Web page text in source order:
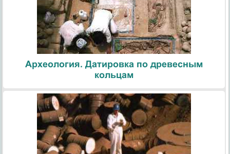
Археология. Датировка по древесным
кольцам